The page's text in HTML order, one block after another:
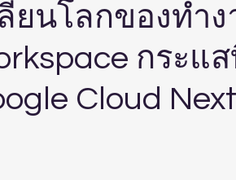
ยนโลกของทำง
กระแ
Cloud